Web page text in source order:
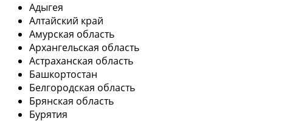
Адыгея
Алтайский край
Амурская область
Архангельская область
Астраханская область
Башкортостан
Белгородская область
Брянская область
Бурятия